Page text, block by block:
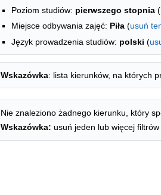
Poziom studiów: pierwszego stopnia (
Miejsce odbywania zajęć: Piła (usuń
Język prowadzenia studiów: polski (
Wskazówka: lista kierunków, na których
Nie znaleziono żadnego kierunku, który
Wskazówka: usuń jeden lub więcej filtrów